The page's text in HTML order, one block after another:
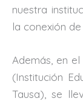
nuestra
la conexión
Además, en
(Institución
Tausa), se